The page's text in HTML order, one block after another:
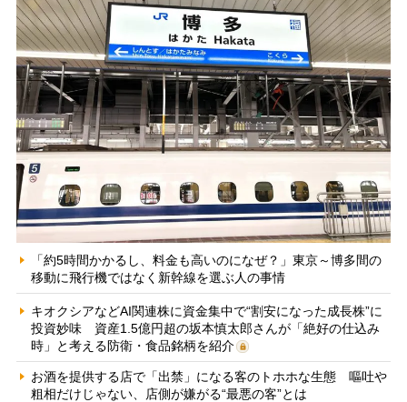
「約5時間かかるし、料金も高いのになぜ？」東京～博多間の
移動に飛行機ではなく新幹線を選ぶ人の事情
キオクシアなどAI関連株に資金集中で“割安になった成長株”に
投資妙味 資産1.5億円超の坂本慎太郎さんが「絶好の仕込み
時」と考える防衛・食品銘柄を紹介
お酒を提供する店で「出禁」になる客のトホホな生態 嘔吐や
粗相だけじゃない、店側が嫌がる“最悪の客”とは